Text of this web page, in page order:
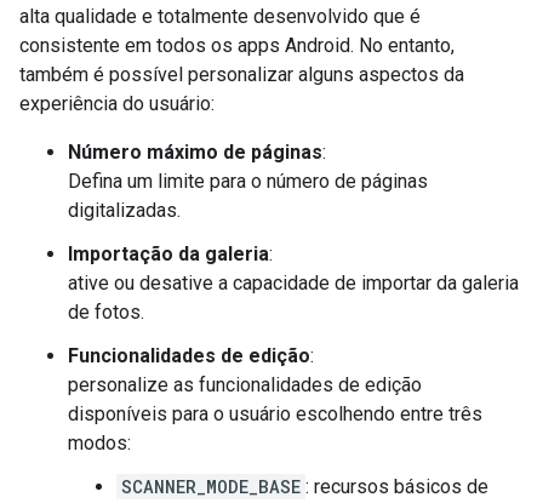
alta qualidade e totalmente desenvolvido que é
consistente em todos os apps Android. No entanto,
também é possível personalizar alguns aspectos da
experiência do usuário:
Número máximo de páginas:
Defina um limite para o número de páginas
digitalizadas.
Importação da galeria:
ative ou desative a capacidade de importar da galeria
de fotos.
Funcionalidades de edição:
personalize as funcionalidades de edição
disponíveis para o usuário escolhendo entre três
modos:
SCANNER_MODE_BASE : recursos básicos de